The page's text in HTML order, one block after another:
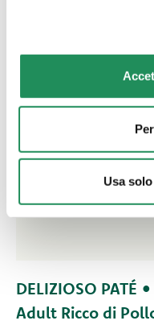
Usa
DELIZIOSO PATÉ •
Adult Ricco di